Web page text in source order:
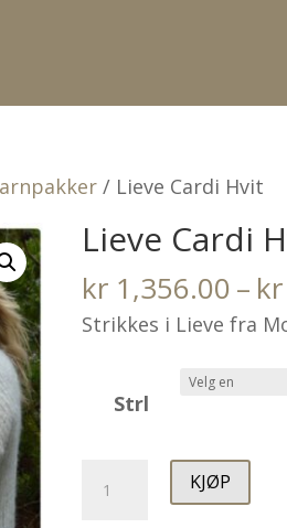
/ Lieve Cardi Hvit
Lieve Cardi
kr 1,356.00– kr
Strikkes i Lieve fra
Strl
KJØP